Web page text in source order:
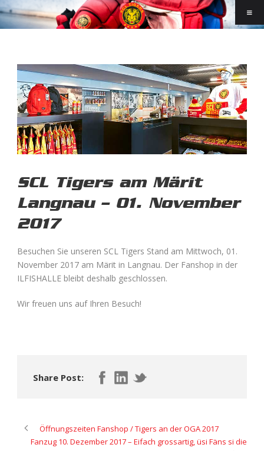
SCL Tigers am Märit
Langnau – 01. November
2017
Besuchen Sie unseren SCL Tigers Stand am Mittwoch, 01.
November 2017 am Märit in Langnau. Der Fanshop in der
ILFISHALLE bleibt deshalb geschlossen.
Wir freuen uns auf Ihren Besuch!
Share Post:
Öffnungszeiten Fanshop / Tigers an der OGA 2017
Fanzug 10. Dezember 2017 – Eifach grossartig, üsi Fäns si die